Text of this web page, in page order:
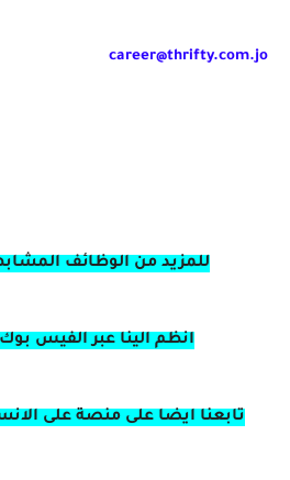
career@thrifty.com.jo
للمزيد من الوظائف
انظم الينا عبر الفيس بوك
تابعنا ايضا على منصة على